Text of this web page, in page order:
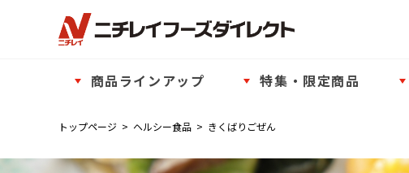
商品ラインアップ 特集・限定商品
トップページ > ヘルシー食品 > きくばりごぜん